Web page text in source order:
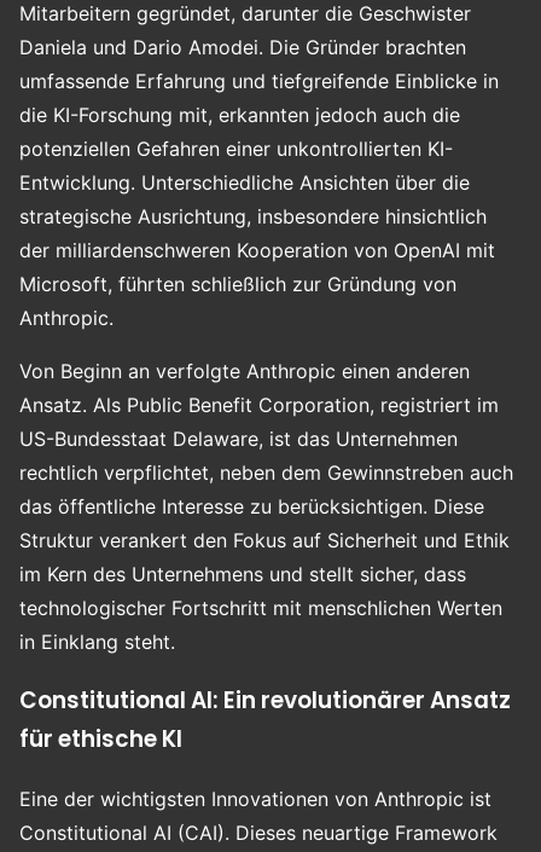
Mitarbeitern gegründet, darunter die Geschwister
Daniela und Dario Amodei. Die Gründer brachten
umfassende Erfahrung und tiefgreifende Einblicke in
die KI-Forschung mit, erkannten jedoch auch die
potenziellen Gefahren einer unkontrollierten KI-
Entwicklung. Unterschiedliche Ansichten über die
strategische Ausrichtung, insbesondere hinsichtlich
der milliardenschweren Kooperation von OpenAI mit
Microsoft, führten schließlich zur Gründung von
Anthropic.
Von Beginn an verfolgte Anthropic einen anderen
Ansatz. Als Public Benefit Corporation, registriert im
US-Bundesstaat Delaware, ist das Unternehmen
rechtlich verpflichtet, neben dem Gewinnstreben auch
das öffentliche Interesse zu berücksichtigen. Diese
Struktur verankert den Fokus auf Sicherheit und Ethik
im Kern des Unternehmens und stellt sicher, dass
technologischer Fortschritt mit menschlichen Werten
in Einklang steht.
Constitutional AI: Ein revolutionärer Ansatz
für ethische KI
Eine der wichtigsten Innovationen von Anthropic ist
Constitutional AI (CAI). Dieses neuartige Framework